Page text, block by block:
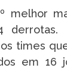
melhor
derrotas.
times
em 16